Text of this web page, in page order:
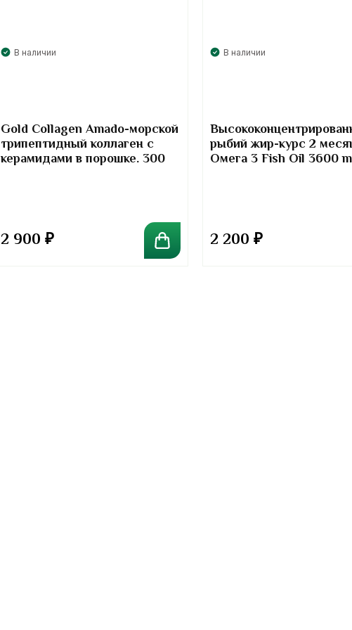
В наличии
Gold Collagen Amado-морской
трипептидный коллаген с
керамидами в порошке. 300
2 900 ₽
В наличии
рыбий жир-курс 2
Омега 3 Fish Oil 3600
2 200 ₽